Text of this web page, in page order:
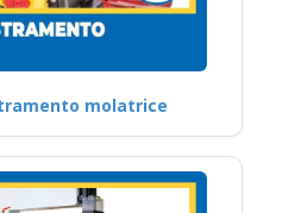
molatrice